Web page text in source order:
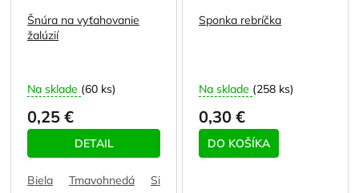
Šnúra na vyťahovanie
žalúzií
Na sklade (60 ks)
0,25 €
DETAIL
Biela Tmavohnedá Sivá
Sponka rebríčka
Na sklade (258 ks)
0,30 €
DO KOŠÍKA